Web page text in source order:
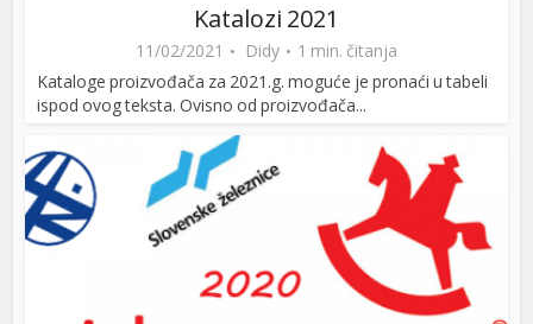
Katalozi 2021
11/02/2021 Didy
1 min. čitanja
Kataloge proizvođača za 2021.g. moguće je pronaći u tabeli
ispod ovog teksta. Ovisno od proizvođača...